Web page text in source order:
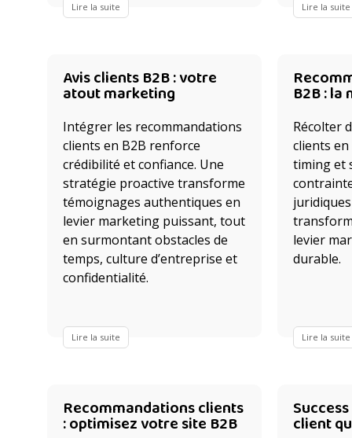
Lire la suite Lire la suite
Avis clients B2B : votre
atout marketing
Intégrer les recommandations
clients en B2B renforce
crédibilité et confiance. Une
stratégie proactive transforme
témoignages authentiques en
levier marketing puissant, tout
en surmontant obstacles de
temps, culture d’entreprise et
confidentialité.
Lire la suite
B2B :
Récolter
clients
timing et
levier
durable.
Lire la suite
Recommandations clients
: optimisez votre site B2B client